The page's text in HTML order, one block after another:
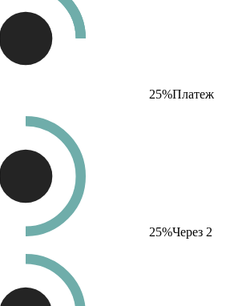
25%Платеж
25%Через 2